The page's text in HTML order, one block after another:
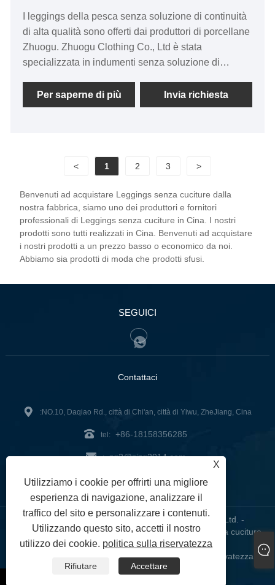
I leggings della pesca senza soluzione di continuità
di alta qualità sono offerti dai produttori di porcellane
Zhuogu. Zhuogu Clothing Co., Ltd è stata
specializzata in indumenti senza soluzione di
scopo della "qualità, alla credibilità", con metodi di
gestione scientifica, una forte forza tecnica,
mercato, lo sviluppo globale, gli amici di benvenuto
di ogni estrazione della vita arrivano a visitare,
Per saperne di più Invia richiesta
< 1 2 3 >
Benvenuti ad acquistare Leggings senza cuciture dalla
nostra fabbrica, siamo uno dei produttori e fornitori
professionali di Leggings senza cuciture in Cina. I nostri
prodotti sono tutti realizzati in Cina. Benvenuti ad acquistare
i nostri prodotti a un prezzo basso o economico da noi.
Abbiamo sia prodotti di moda che prodotti sfusi.
SEGUICI
Contattaci
:NO.10, Daqiao Rd., città di Chi'an, città di Yiwu, ZheJiang, Cina
tel: +86-18158356285
: zg2@zjzg2014.com
Fax: +86-579-89979099
Copyright © 2024 ZheJiangZhuoGu Clothing Co., Ltd. -
Abbigliamento da yoga senza cuciture, reggiseno senza cuciture,
leggings senza cuciture - Tutti i diritti riservati
| XML | politica sulla riservatezza |
X
Utilizziamo i cookie per offrirti una migliore
esperienza di navigazione, analizzare il
traffico del sito e personalizzare i contenuti.
Utilizzando questo sito, accetti il ​​nostro
utilizzo dei cookie. politica sulla riservatezza
Rifiutare Accettare